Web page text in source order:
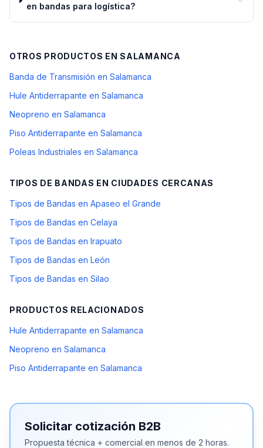
en bandas para logística?
OTROS PRODUCTOS ENSALAMANCA
Banda de Transmisión en Salamanca
Hule Antiderrapante en Salamanca
Neopreno en Salamanca
Piso Antiderrapante en Salamanca
Poleas Industriales en Salamanca
TIPOS DE BANDAS EN CIUDADES CERCANAS
Tipos de Bandas en Apaseo el Grande
Tipos de Bandas en Celaya
Tipos de Bandas en Irapuato
Tipos de Bandas en León
Tipos de Bandas en Silao
PRODUCTOS RELACIONADOS
Hule Antiderrapante en Salamanca
Neopreno en Salamanca
Piso Antiderrapante en Salamanca
Solicitar cotización B2B
Propuesta técnica + comercial en menos de 2 horas.